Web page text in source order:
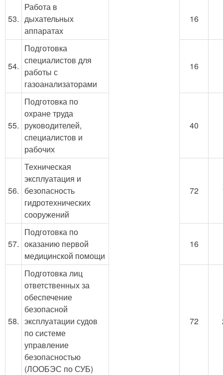
53.
Работа в
дыхательных
аппаратах
16
54.
Подготовка
специалистов для
работы с
газоанализаторами
16
55.
Подготовка по
охране труда
руководителей,
специалистов и
рабочих
40
56.
Техническая
эксплуатация и
безопасность
гидротехнических
сооружений
72
57.
Подготовка по
оказанию первой
медицинской помощи
16
58.
Подготовка лиц
ответственных за
обеспечение
безопасной
эксплуатации судов
по системе
управление
безопасностью
(ЛООБЭС по СУБ)
72